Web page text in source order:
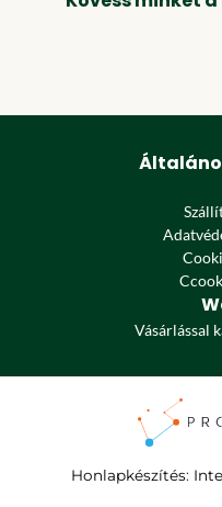
Vásárlással
Honlapkészítés: